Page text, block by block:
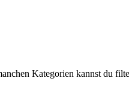
Kategorien kannst du